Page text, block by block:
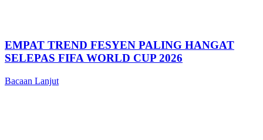
EMPAT TREND FESYEN PALING HANGAT
SELEPAS FIFA WORLD CUP 2026
Bacaan Lanjut